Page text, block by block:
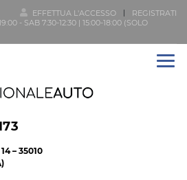
EFFETTUA L'ACCESSO
REGISTRATI
- SAB 7:30-12:30 | 15:00-18:00 (SOLO
– 35010